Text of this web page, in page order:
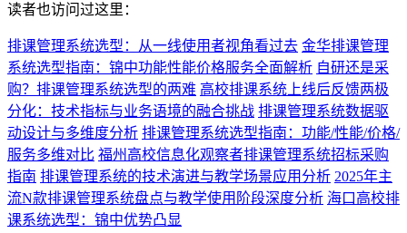
读者也访问过这里：
排课管理系统选型：从一线使用者视角看过去 金华排课管理
系统选型指南：锦中功能性能价格服务全面解析 自研还是采
购？排课管理系统选型的两难 高校排课系统上线后反馈两极
分化：技术指标与业务语境的融合挑战 排课管理系统数据驱
动设计与多维度分析 排课管理系统选型指南：功能/性能/价格/
服务多维对比 福州高校信息化观察者排课管理系统招标采购
指南 排课管理系统的技术演进与教学场景应用分析 2025年主
流N款排课管理系统盘点与教学使用阶段深度分析 海口高校排
课系统选型：锦中优势凸显